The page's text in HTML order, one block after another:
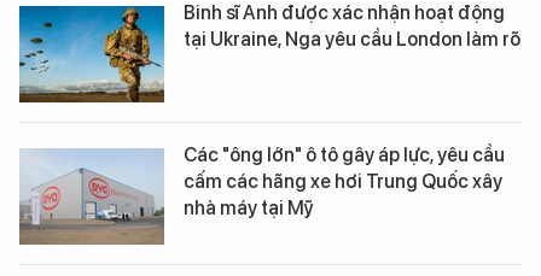
Binh sĩ Anh được xác nhận hoạt động
tại Ukraine, Nga yêu cầu London làm rõ
Các "ông lớn" ô tô gây áp lực, yêu cầu
cấm các hãng xe hơi Trung Quốc xây
nhà máy tại Mỹ